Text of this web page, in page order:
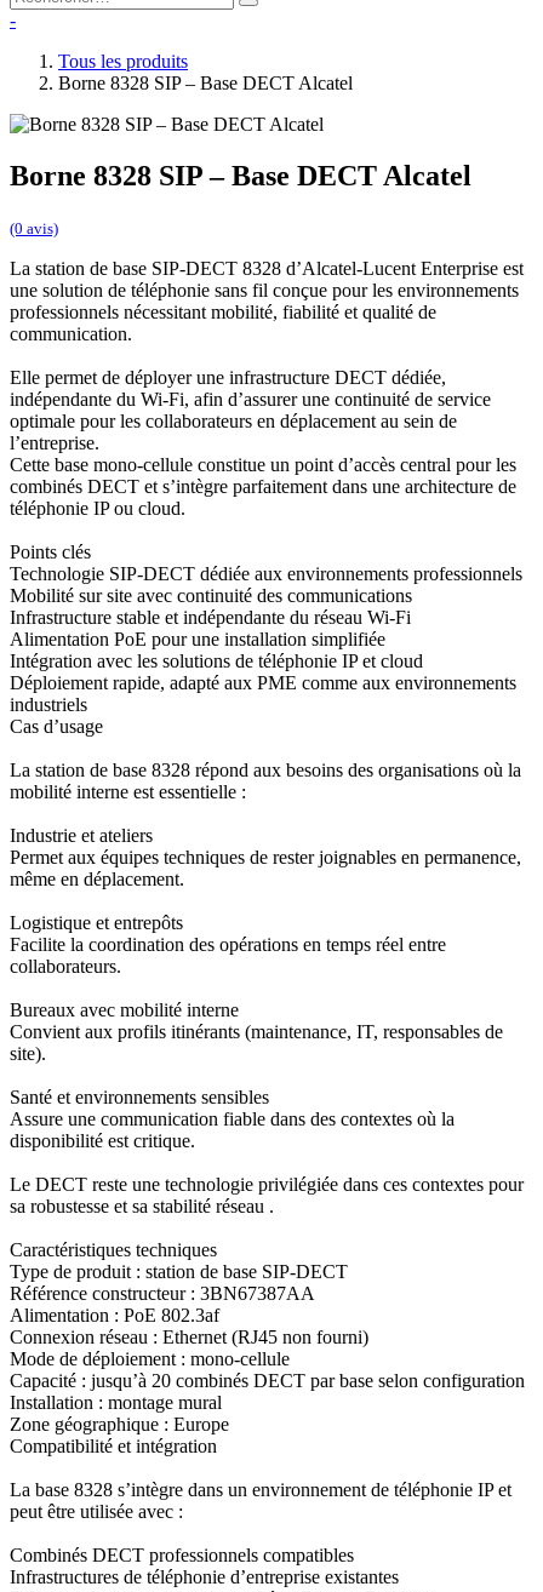
-
Tous les produits
Borne 8328 SIP – Base DECT Alcatel
Borne 8328 SIP – Base DECT Alcatel
(0 avis)
La station de base SIP-DECT 8328 d’Alcatel-Lucent Enterprise est
une solution de téléphonie sans fil conçue pour les environnements
professionnels nécessitant mobilité, fiabilité et qualité de
communication.
Elle permet de déployer une infrastructure DECT dédiée,
indépendante du Wi-Fi, afin d’assurer une continuité de service
optimale pour les collaborateurs en déplacement au sein de
l’entreprise.
Cette base mono-cellule constitue un point d’accès central pour les
combinés DECT et s’intègre parfaitement dans une architecture de
téléphonie IP ou cloud.
Points clés
Technologie SIP-DECT dédiée aux environnements professionnels
Mobilité sur site avec continuité des communications
Infrastructure stable et indépendante du réseau Wi-Fi
Alimentation PoE pour une installation simplifiée
Intégration avec les solutions de téléphonie IP et cloud
Déploiement rapide, adapté aux PME comme aux environnements
industriels
Cas d’usage
La station de base 8328 répond aux besoins des organisations où la
mobilité interne est essentielle :
Industrie et ateliers
Permet aux équipes techniques de rester joignables en permanence,
même en déplacement.
Logistique et entrepôts
Facilite la coordination des opérations en temps réel entre
collaborateurs.
Bureaux avec mobilité interne
Convient aux profils itinérants (maintenance, IT, responsables de
site).
Santé et environnements sensibles
Assure une communication fiable dans des contextes où la
disponibilité est critique.
Le DECT reste une technologie privilégiée dans ces contextes pour
sa robustesse et sa stabilité réseau .
Caractéristiques techniques
Type de produit : station de base SIP-DECT
Référence constructeur : 3BN67387AA
Alimentation : PoE 802.3af
Connexion réseau : Ethernet (RJ45 non fourni)
Mode de déploiement : mono-cellule
Capacité : jusqu’à 20 combinés DECT par base selon configuration
Installation : montage mural
Zone géographique : Europe
Compatibilité et intégration
La base 8328 s’intègre dans un environnement de téléphonie IP et
peut être utilisée avec :
Combinés DECT professionnels compatibles
Infrastructures de téléphonie d’entreprise existantes